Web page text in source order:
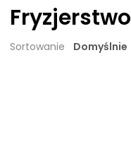
Fryzjerstwo
Sortowanie Domyślnie